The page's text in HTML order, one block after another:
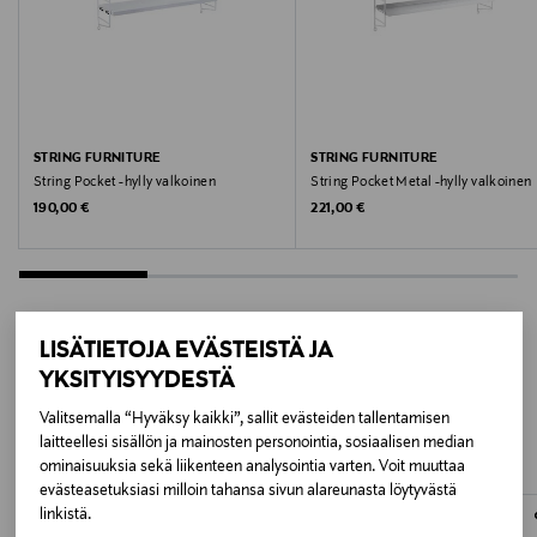
LISÄTIETOJA EVÄSTEISTÄ JA
YKSITYISYYDESTÄ
Valitsemalla “Hyväksy kaikki”, sallit evästeiden tallentamisen
laitteellesi sisällön ja mainosten personointia, sosiaalisen median
ominaisuuksia sekä liikenteen analysointia varten. Voit muuttaa
evästeasetuksiasi milloin tahansa sivun alareunasta löytyvästä
linkistä.
15 x 60 x 50 cm
Valmistusmaa
Valmistajan tuotenumero
VP0017000758_004
Valmistaja
String Furniture AB
Valmistajan osoite
STRING FURNITURE
String Pocket -hylly valkoinen
Original Price
190,00 €
STRING FURNITURE
String Pocket Metal -hylly valkoinen
Original Price
221,00 €
LISÄÄ KIINNOSTAVIA
TUOTTEITA